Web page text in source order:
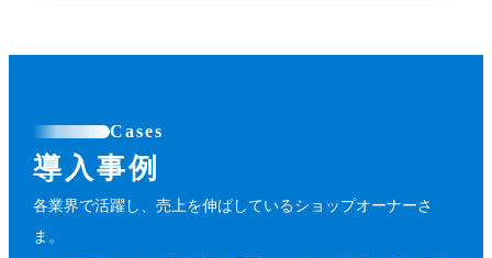
Cases
導入事例
各業界で活躍し、売上を伸ばしているショップオーナーさ
ま。